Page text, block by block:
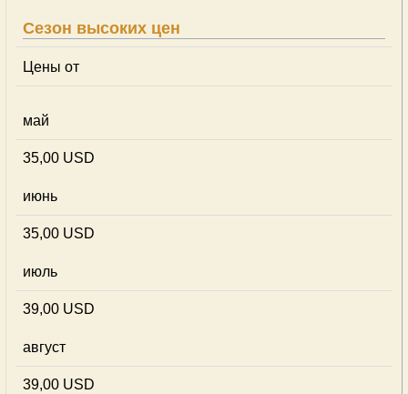
Сезон высоких цен
Цены от
май
35,00 USD
июнь
35,00 USD
июль
39,00 USD
август
39,00 USD